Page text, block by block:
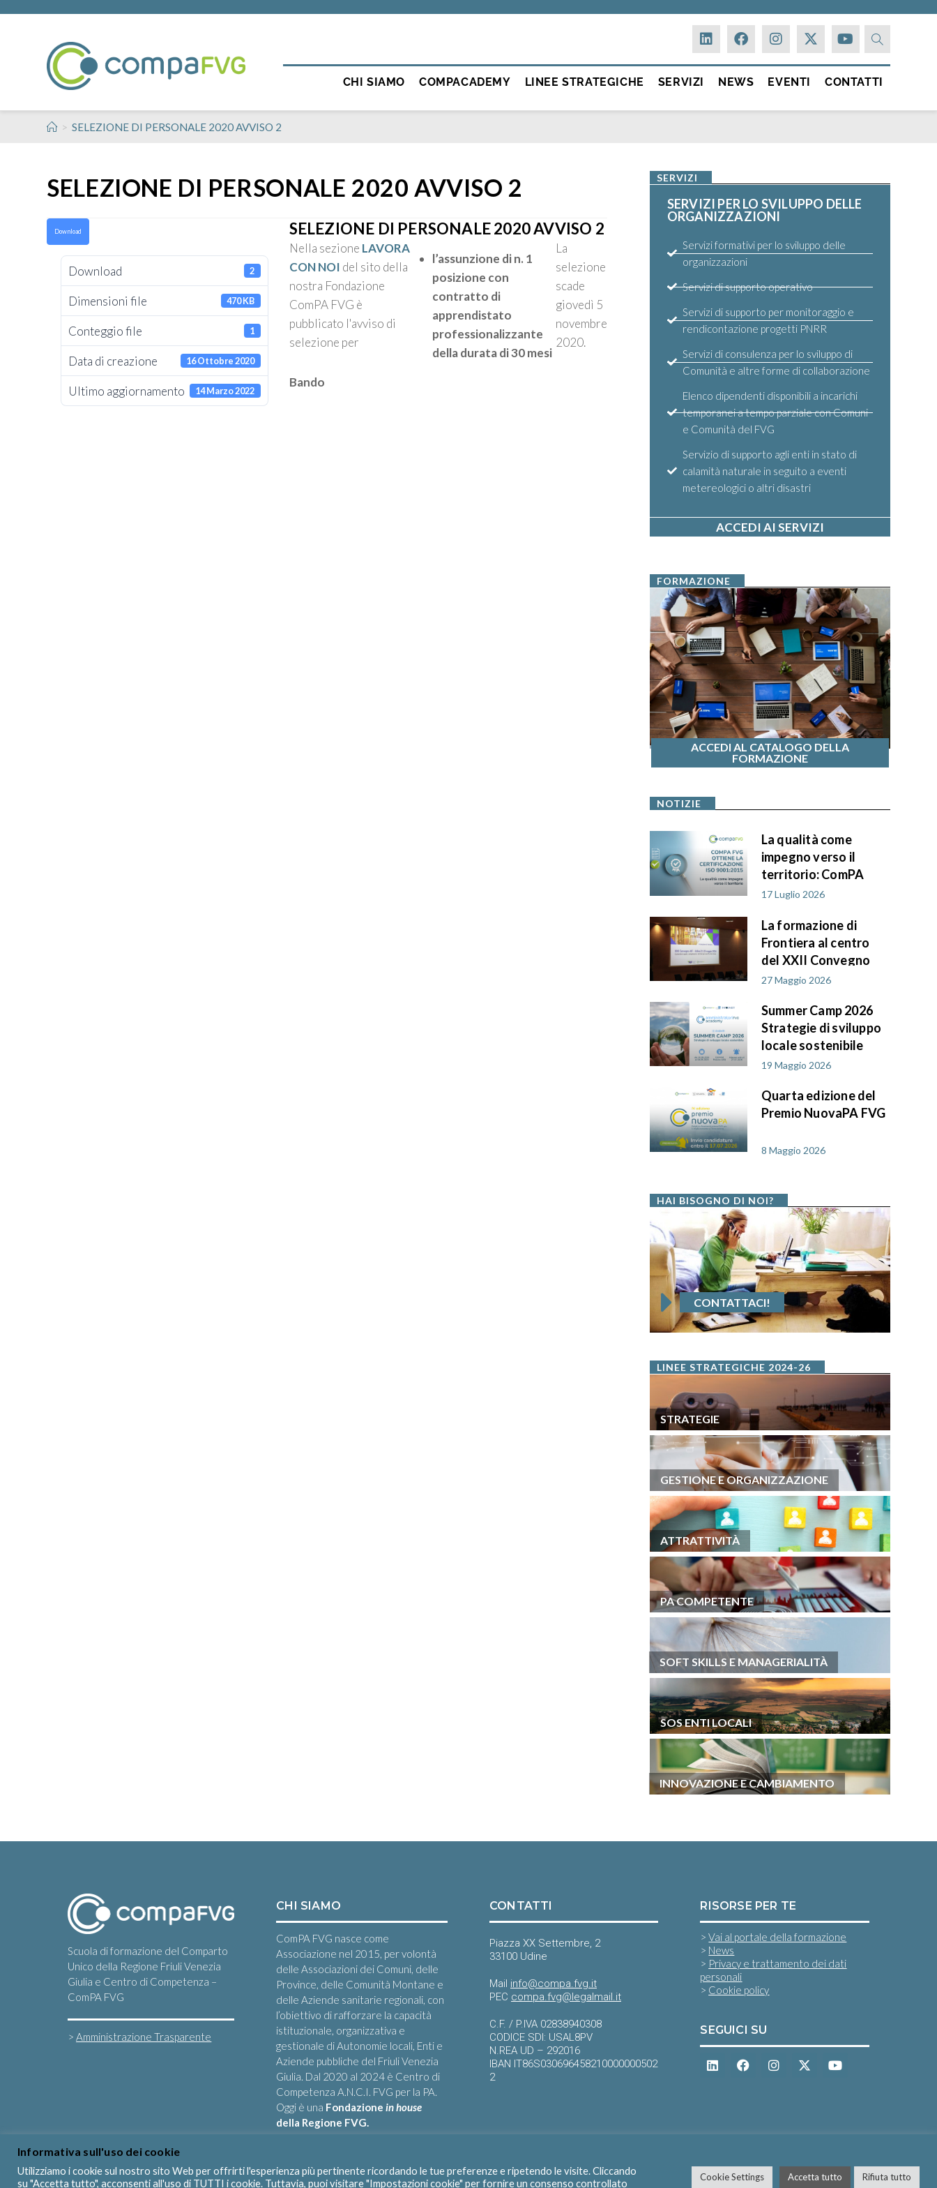
CHI SIAMO COMPACADEMY LINEE STRATEGICHE SERVIZI NEWS EVENTI CONTATTI
> SELEZIONE DI PERSONALE 2020 AVVISO 2
SELEZIONE DI PERSONALE 2020 AVVISO 2
Download
Download 2
Dimensioni file 470 KB
Conteggio file 1
Data di creazione 16 Ottobre 2020
Ultimo aggiornamento 14 Marzo 2022
SELEZIONE DI PERSONALE 2020 AVVISO 2
Nella sezione LAVORA
CON NOI del sito della
nostra Fondazione
ComPA FVG è
pubblicato l'avviso di
selezione per
l’assunzione di n. 1
posizione con
contratto di
apprendistato
professionalizzante
della durata di 30 mesi
La
selezione
scade
giovedì 5
novembre
2020.
Bando
SERVIZI
SERVIZI PER LO SVILUPPO DELLE
ORGANIZZAZIONI
Servizi formativi per lo sviluppo delle
organizzazioni
Servizi di supporto operativo
Servizi di supporto per monitoraggio e
rendicontazione progetti PNRR
Servizi di consulenza per lo sviluppo di
Comunità e altre forme di collaborazione
Elenco dipendenti disponibili a incarichi
temporanei a tempo parziale con Comuni
e Comunità del FVG
Servizio di supporto agli enti in stato di
calamità naturale in seguito a eventi
metereologici o altri disastri
ACCEDI AI SERVIZI
FORMAZIONE
ACCEDI AL CATALOGO DELLA
FORMAZIONE
NOTIZIE
La qualità come
impegno verso il
territorio: ComPA
FVG ottiene la
9001:2015
17 Luglio 2026
La formazione di
Frontiera al centro
del XXII Convegno
AIF PA in FVG
27 Maggio 2026
Summer Camp 2026
Strategie di sviluppo
locale sostenibile
19 Maggio 2026
Quarta edizione del
Premio NuovaPA FVG
8 Maggio 2026
HAI BISOGNO DI NOI?
CONTATTACI!
LINEE STRATEGICHE 2024-26
STRATEGIE
GESTIONE E ORGANIZZAZIONE
ATTRATTIVITÀ
PA COMPETENTE
SOFT SKILLS E MANAGERIALITÀ
SOS ENTI LOCALI
INNOVAZIONE E CAMBIAMENTO
Scuola di formazione del Comparto
Unico della Regione Friuli Venezia
Giulia e Centro di Competenza –
ComPA FVG
>Amministrazione Trasparente
CHI SIAMO
ComPA FVG nasce come
Associazione nel 2015, per volontà
delle Associazioni dei Comuni, delle
Province, delle Comunità Montane e
delle Aziende sanitarie regionali, con
l’obiettivo di rafforzare la capacità
istituzionale, organizzativa e
gestionale di Autonomie locali, Enti e
Aziende pubbliche del Friuli Venezia
Giulia. Dal 2020 al 2024 è Centro di
Competenza A.N.C.I. FVG per la PA.
Oggi è una Fondazionein house
della Regione FVG.
CONTATTI
Piazza XX Settembre, 2
33100 Udine
Mail info@compa.fvg.it
PEC compa.fvg@legalmail.it
C.F. / P.IVA 02838940308
CODICE SDI: USAL8PV
N.REA UD – 292016
IBAN IT86S030696458210000000502
2
RISORSE PER TE
>Vai al portale della formazione
> News
> Privacy e trattamento dei dati
personali
> Cookie policy
SEGUICI SU
Informativa sull'uso dei cookie
Utilizziamo i cookie sul nostro sito Web per offrirti l'esperienza più pertinente ricordando le tue preferenze e ripetendo le visite. Cliccando
su "Accetta tutto", acconsenti all'uso di TUTTI i cookie. Tuttavia, puoi visitare "Impostazioni cookie" per fornire un consenso controllato
Cookie Settings Accetta tutto Rifiuta tutto